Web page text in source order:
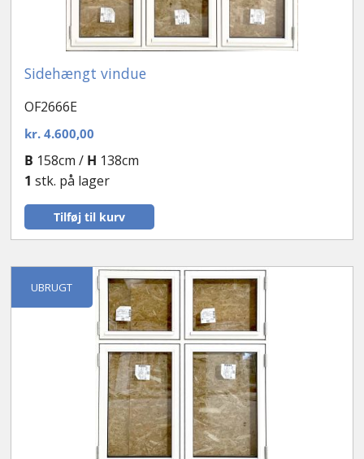
Sidehængt vindue
OF2666E
kr.4.600,00
Tilføj til kurv
B 158cm / H 138cm
1 stk. på lager
UBRUGT